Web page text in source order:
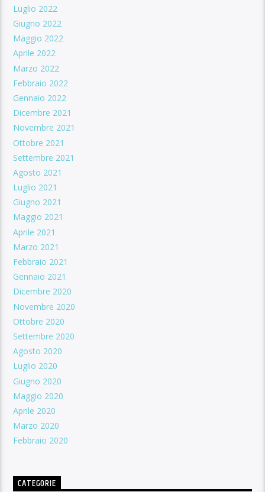
Luglio 2022
Giugno 2022
Maggio 2022
Aprile 2022
Marzo 2022
Febbraio 2022
Gennaio 2022
Dicembre 2021
Novembre 2021
Ottobre 2021
Settembre 2021
Agosto 2021
Luglio 2021
Giugno 2021
Maggio 2021
Aprile 2021
Marzo 2021
Febbraio 2021
Gennaio 2021
Dicembre 2020
Novembre 2020
Ottobre 2020
Settembre 2020
Agosto 2020
Luglio 2020
Giugno 2020
Maggio 2020
Aprile 2020
Marzo 2020
Febbraio 2020
CATEGORIE